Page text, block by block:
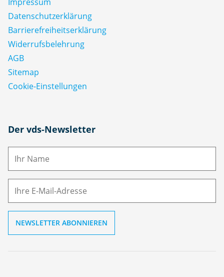
Datenschutz­erklärung
Barrierefreiheitserklärung
Widerrufsbelehrung
AGB
Sitemap
Cookie-Einstellungen
Der vds-Newsletter
N
M